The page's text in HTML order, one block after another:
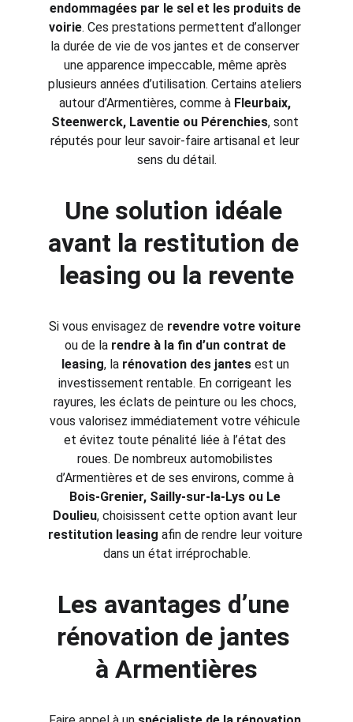
endommagées par le sel et les produits de
voirie. Ces prestations permettent d’allonger
la durée de vie de vos jantes et de conserver
une apparence impeccable, même après
plusieurs années d’utilisation. Certains ateliers
autour d’Armentières, comme à Fleurbaix,
Steenwerck, Laventie ou Pérenchies, sont
réputés pour leur savoir-faire artisanal et leur
sens du détail.
Une solution idéale
avant la restitution de
leasing ou la revente
Si vous envisagez de revendre votre voiture
ou de la rendre à la fin d’un contrat de
leasing, la rénovation des jantes est un
investissement rentable. En corrigeant les
rayures, les éclats de peinture ou les chocs,
vous valorisez immédiatement votre véhicule
et évitez toute pénalité liée à l’état des
roues. De nombreux automobilistes
d’Armentières et de ses environs, comme à
Bois-Grenier, Sailly-sur-la-Lys ou Le
Doulieu, choisissent cette option avant leur
restitution leasing afin de rendre leur voiture
dans un état irréprochable.
Les avantages d’une
rénovation de jantes
à Armentières